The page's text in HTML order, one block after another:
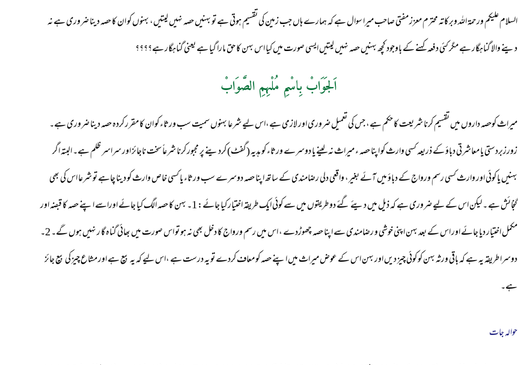
السلام علیکم ورحمۃ اللہ وبرکاتہ محترم معزز مفتی صاحب میرا سوال ہے کہ ہمارے ہاں جب زمین کی تقسیم ہوتی ہے تو بہنیں حصہ نہیں لیتیں، بہنوں کو ان کا حصہ دینا ضروری ہے نہ
دینے والا گناہگار ہے مگر کئی دفعہ کہنے کے باوجود کچھ بہنیں حصہ نہیں لیتیں ایسی صورت میں کیا اس بہن کا حق مارا گیا ہے یعنی گناہگار ہے؟؟؟؟
اَلجَوَابْ بِاسْمِ مُلْہِمِ الصَّوَابْ
میراث کوحصہ داروں میں تقسیم کرنا شریعت کا حکم ہے، جس کی تعمیل ضروری اور لازمی ہے،اس لیے شرعا بہنوں سمیت سب ورثاء کو ان کا مقرر کردہ حصہ دینا ضروری ہے۔
زورزبردستی یا معاشرتی دباؤ کے ذریعہ کسی وارث کو اپنا حصہ ء میراث نہ لینے یا دوسرے ورثاء کو ہدیہ (گفٹ) کردینے پر مجبور کرنا شرعاً سخت ناجائز اور سراسر ظلم ہے۔ البتہ اگر
بہنیں یا کوئی اور وارث کسی رسم ورواج کے دباؤ میں آئے بغیر، واقعی دلی رضامندی کے ساتھ اپنا حصہ دوسرے سب ورثاء یا کسی خاص وارث کو دینا چاہے تو شرعا اس کی بھی
گنجائش ہے ۔ لیکن اس کے لیے ضروری ہے کہ ذیل میں دیئے گئے دو طریقوں میں سے کوئی ایک طریقہ اختیار کیا جائے: 1۔ بہن کا حصہ الگ کیا جائے اوراسے اپنے حصہ کا قبضہ اور
مکمل اختیار دیا جائے اور اس کے بعد بہن اپنی خوشی و رضامندی سے اپنا حصہ چھوڑدے ، اس میں رسم ورواج کا دخل بھی نہ ہو تو اس صورت میں بھائی گناہ گا ر نہیں ہوں گے۔ 2۔
دوسرا طریقہ یہ ہے کہ باقی ورثہ بہن کو کوئی چیز دیں اور بہن اس کے عوض میراث میں اپنے حصہ کو معاف کردے تو یہ درست ہے ،اس لیے کہ یہ بیع ہے اور مشاع چیز کی بیع جائز
ہے۔
حوالہ جات